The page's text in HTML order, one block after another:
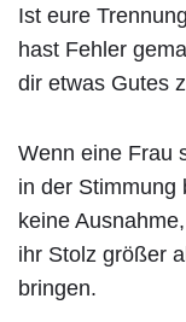
Ist eure
hast Fehler
dir etwas Gutes
Wenn eine Frau
in der Stimmung
keine
ihr Stolz größer
bringen.